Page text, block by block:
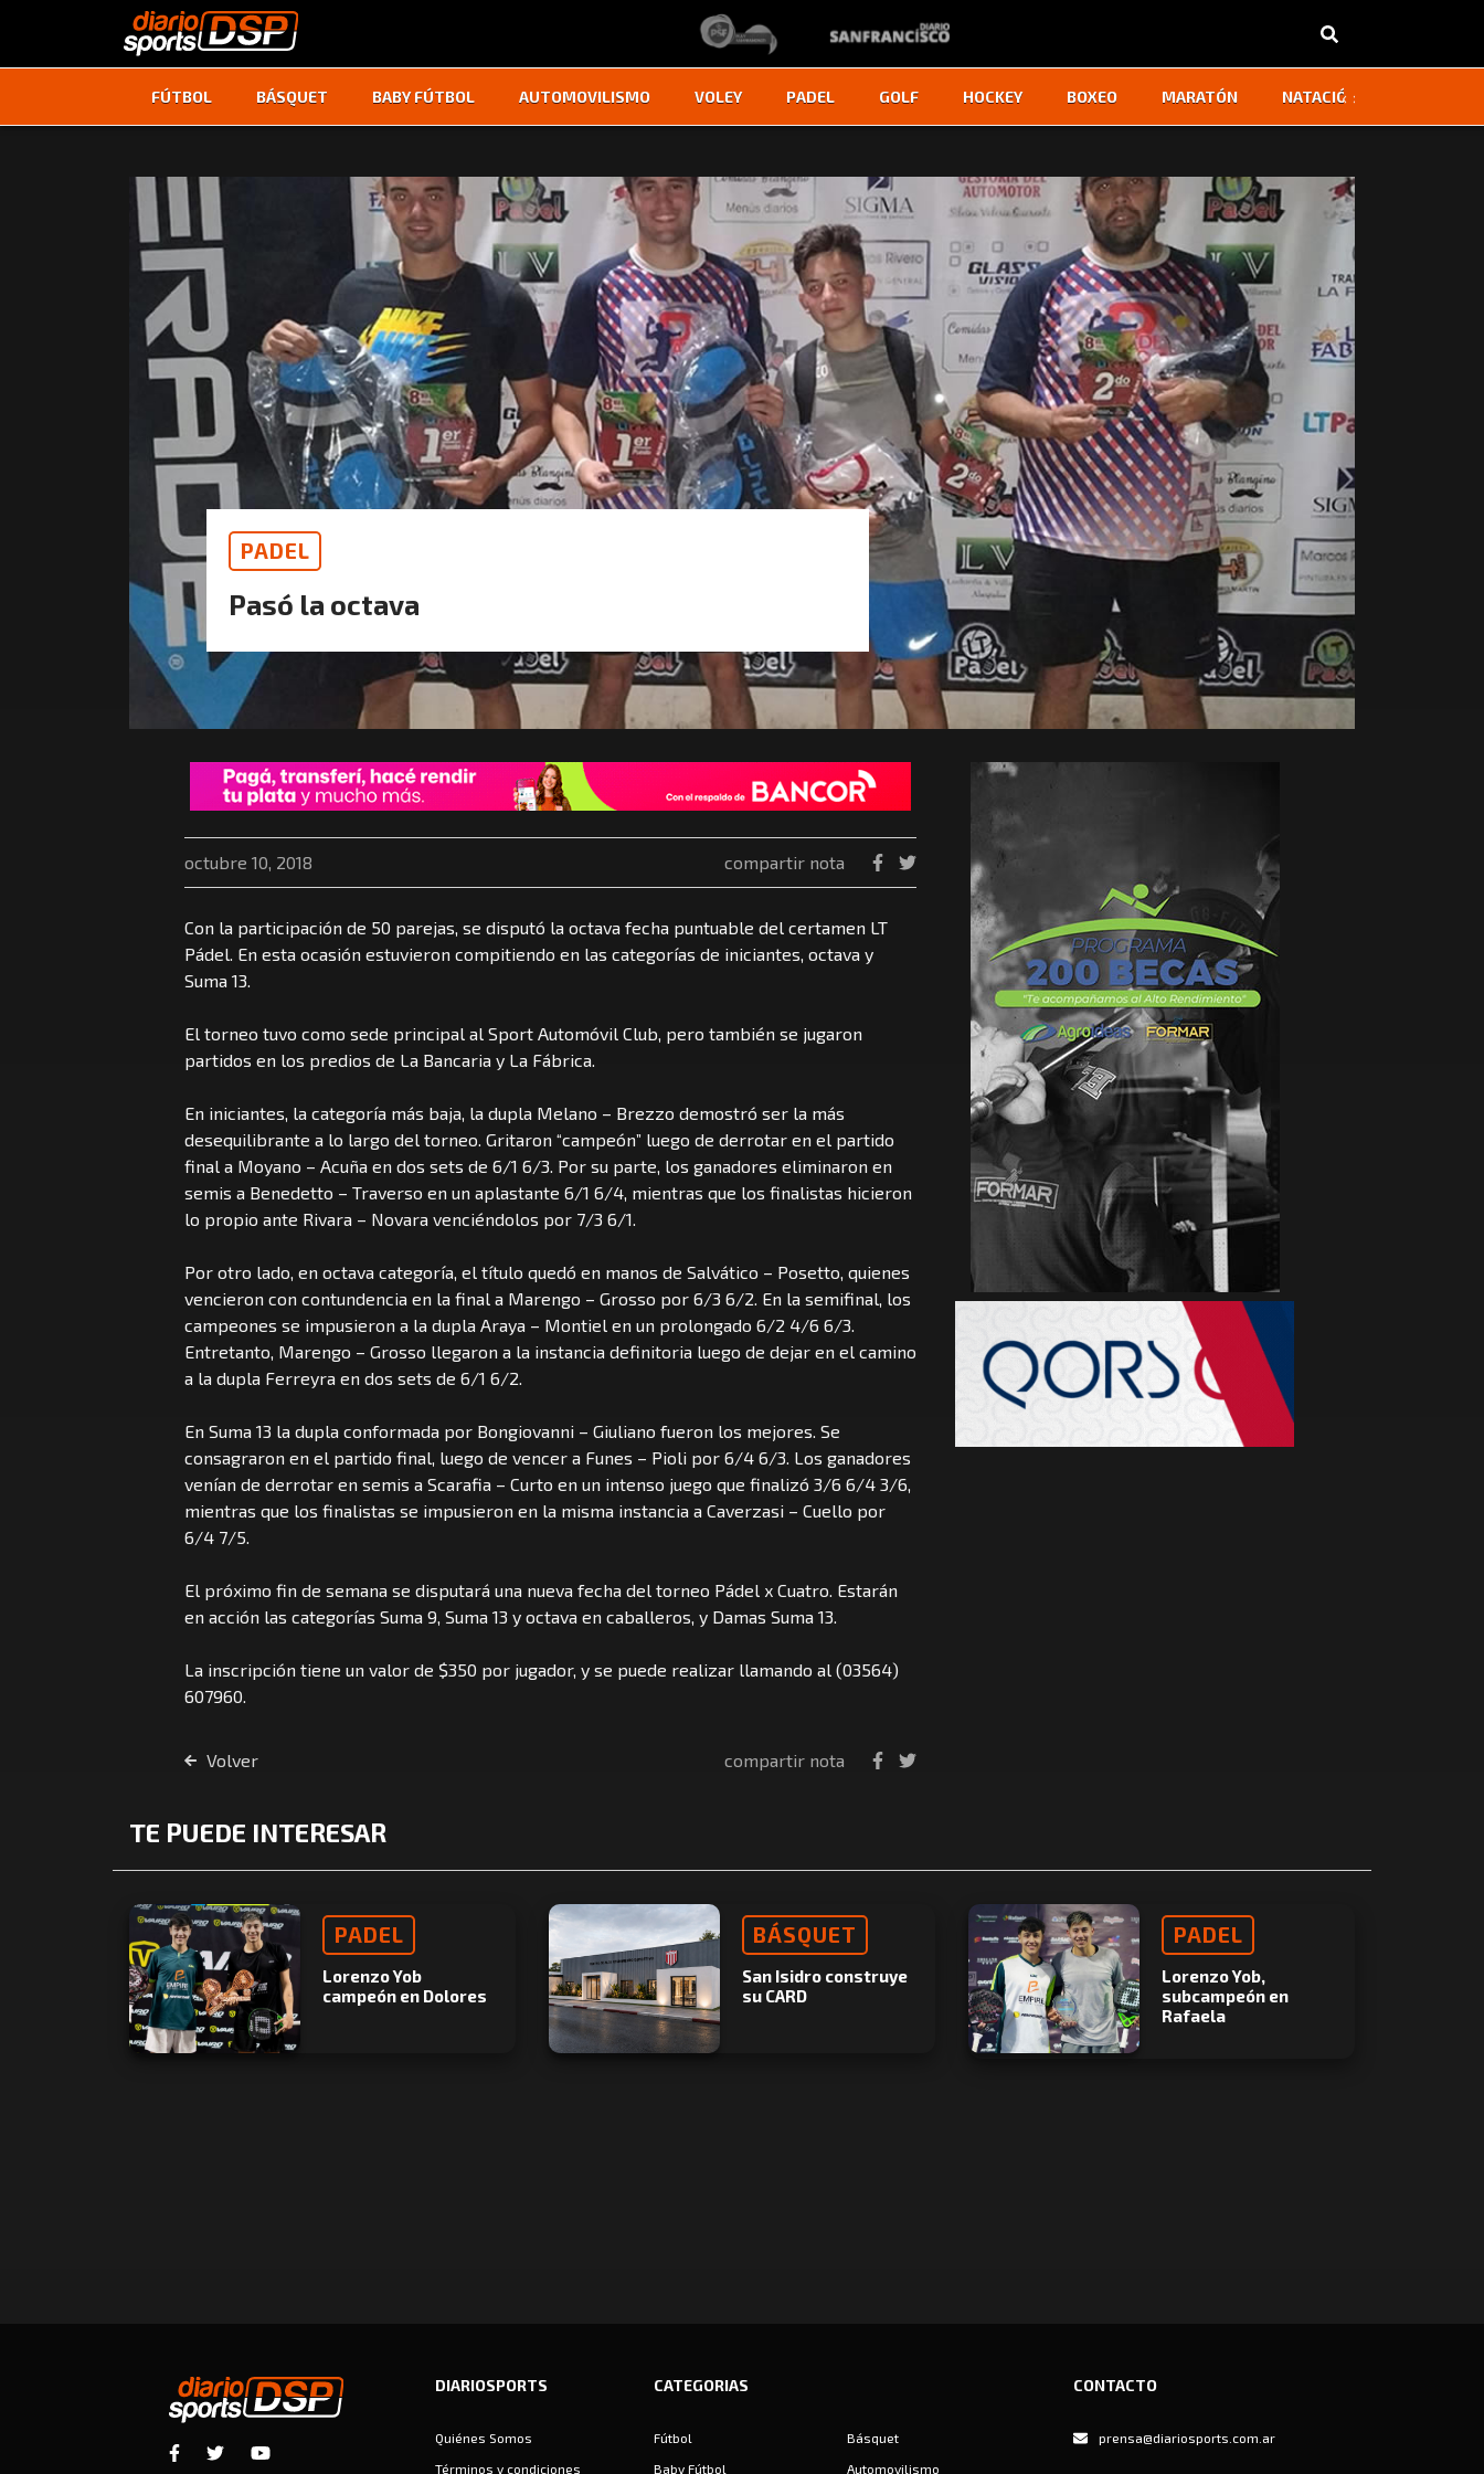
FÚTBOL BÁSQUET BABY FÚTBOL AUTOMOVILISMO VOLEY PADEL GOLF HOCKEY BOXEO MARATÓN NATACIÓN
‹ ›
PADEL
Pasó la octava
octubre 10, 2018 compartir nota
Con la participación de 50 parejas, se disputó la octava fecha puntuable del certamen LT
Pádel. En esta ocasión estuvieron compitiendo en las categorías de iniciantes, octava y
Suma 13.
El torneo tuvo como sede principal al Sport Automóvil Club, pero también se jugaron
partidos en los predios de La Bancaria y La Fábrica.
En iniciantes, la categoría más baja, la dupla Melano – Brezzo demostró ser la más
desequilibrante a lo largo del torneo. Gritaron “campeón” luego de derrotar en el partido
final a Moyano – Acuña en dos sets de 6/1 6/3. Por su parte, los ganadores eliminaron en
semis a Benedetto – Traverso en un aplastante 6/1 6/4, mientras que los finalistas hicieron
lo propio ante Rivara – Novara venciéndolos por 7/3 6/1.
Por otro lado, en octava categoría, el título quedó en manos de Salvático – Posetto, quienes
vencieron con contundencia en la final a Marengo – Grosso por 6/3 6/2. En la semifinal, los
campeones se impusieron a la dupla Araya – Montiel en un prolongado 6/2 4/6 6/3.
Entretanto, Marengo – Grosso llegaron a la instancia definitoria luego de dejar en el camino
a la dupla Ferreyra en dos sets de 6/1 6/2.
En Suma 13 la dupla conformada por Bongiovanni – Giuliano fueron los mejores. Se
consagraron en el partido final, luego de vencer a Funes – Pioli por 6/4 6/3. Los ganadores
venían de derrotar en semis a Scarafia – Curto en un intenso juego que finalizó 3/6 6/4 3/6,
mientras que los finalistas se impusieron en la misma instancia a Caverzasi – Cuello por
6/4 7/5.
El próximo fin de semana se disputará una nueva fecha del torneo Pádel x Cuatro. Estarán
en acción las categorías Suma 9, Suma 13 y octava en caballeros, y Damas Suma 13.
La inscripción tiene un valor de $350 por jugador, y se puede realizar llamando al (03564)
607960.
Volver compartir nota
TE PUEDE INTERESAR
PADEL
Lorenzo Yob
campeón en Dolores
BÁSQUET
San Isidro construye
su CARD
PADEL
Lorenzo Yob,
subcampeón en
Rafaela
DIARIOSPORTS
Quiénes Somos
Términos y condiciones
CATEGORIAS
Fútbol
Básquet
Baby Fútbol
Automovilismo
CONTACTO
prensa@diariosports.com.ar